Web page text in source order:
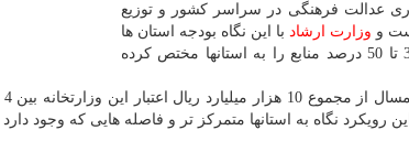
عدالت فرهنگی در سراسر كشور و توزیع
و وزارت ارشاد با این نگاه بودجه استان ها
را سال جاری تصویب و 30 تا 50 درصد منابع را به استانها مختص كرده
رویكرد نگاه به استانها متمركز تر و فاصله هایی كه وجود